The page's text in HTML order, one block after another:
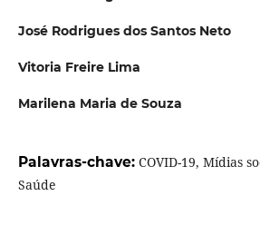
José Rodrigues dos Santos Neto
Vitoria Freire Lima
Marilena Maria de Souza
Palavras-chave: COVID-19, Mídias
Saúde